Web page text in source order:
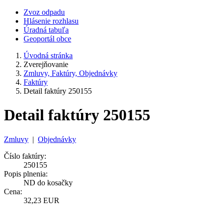
Zvoz odpadu
Hlásenie rozhlasu
Úradná tabuľa
Geoportál obce
Úvodná stránka
Zverejňovanie
Zmluvy, Faktúry, Objednávky
Faktúry
Detail faktúry 250155
Detail faktúry 250155
Zmluvy | Objednávky
Číslo faktúry:
250155
Popis plnenia:
ND do kosačky
Cena:
32,23 EUR